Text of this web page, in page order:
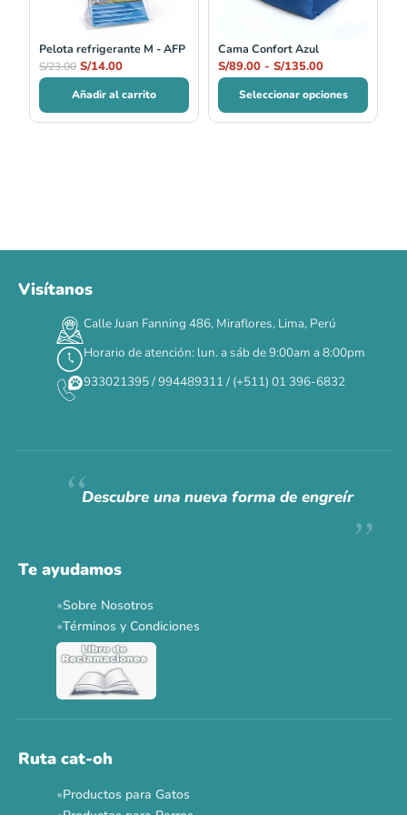
Pelota refrigerante M - AFP
S/23.00 S/14.00
Añadir al carrito
Cama Confort Azul
S/89.00 - S/135.00
S/135.00
Seleccionar opciones
Visítanos
Calle Juan Fanning 486, Miraflores, Lima, Perú
Horario de atención: lun. a sáb de 9:00am a 8:00pm
933021395 / 994489311 / (+511) 01 396-6832
Descubre una nueva forma de engreír
Te ayudamos
Sobre Nosotros
Términos y Condiciones
Ruta cat-oh
Productos para Gatos